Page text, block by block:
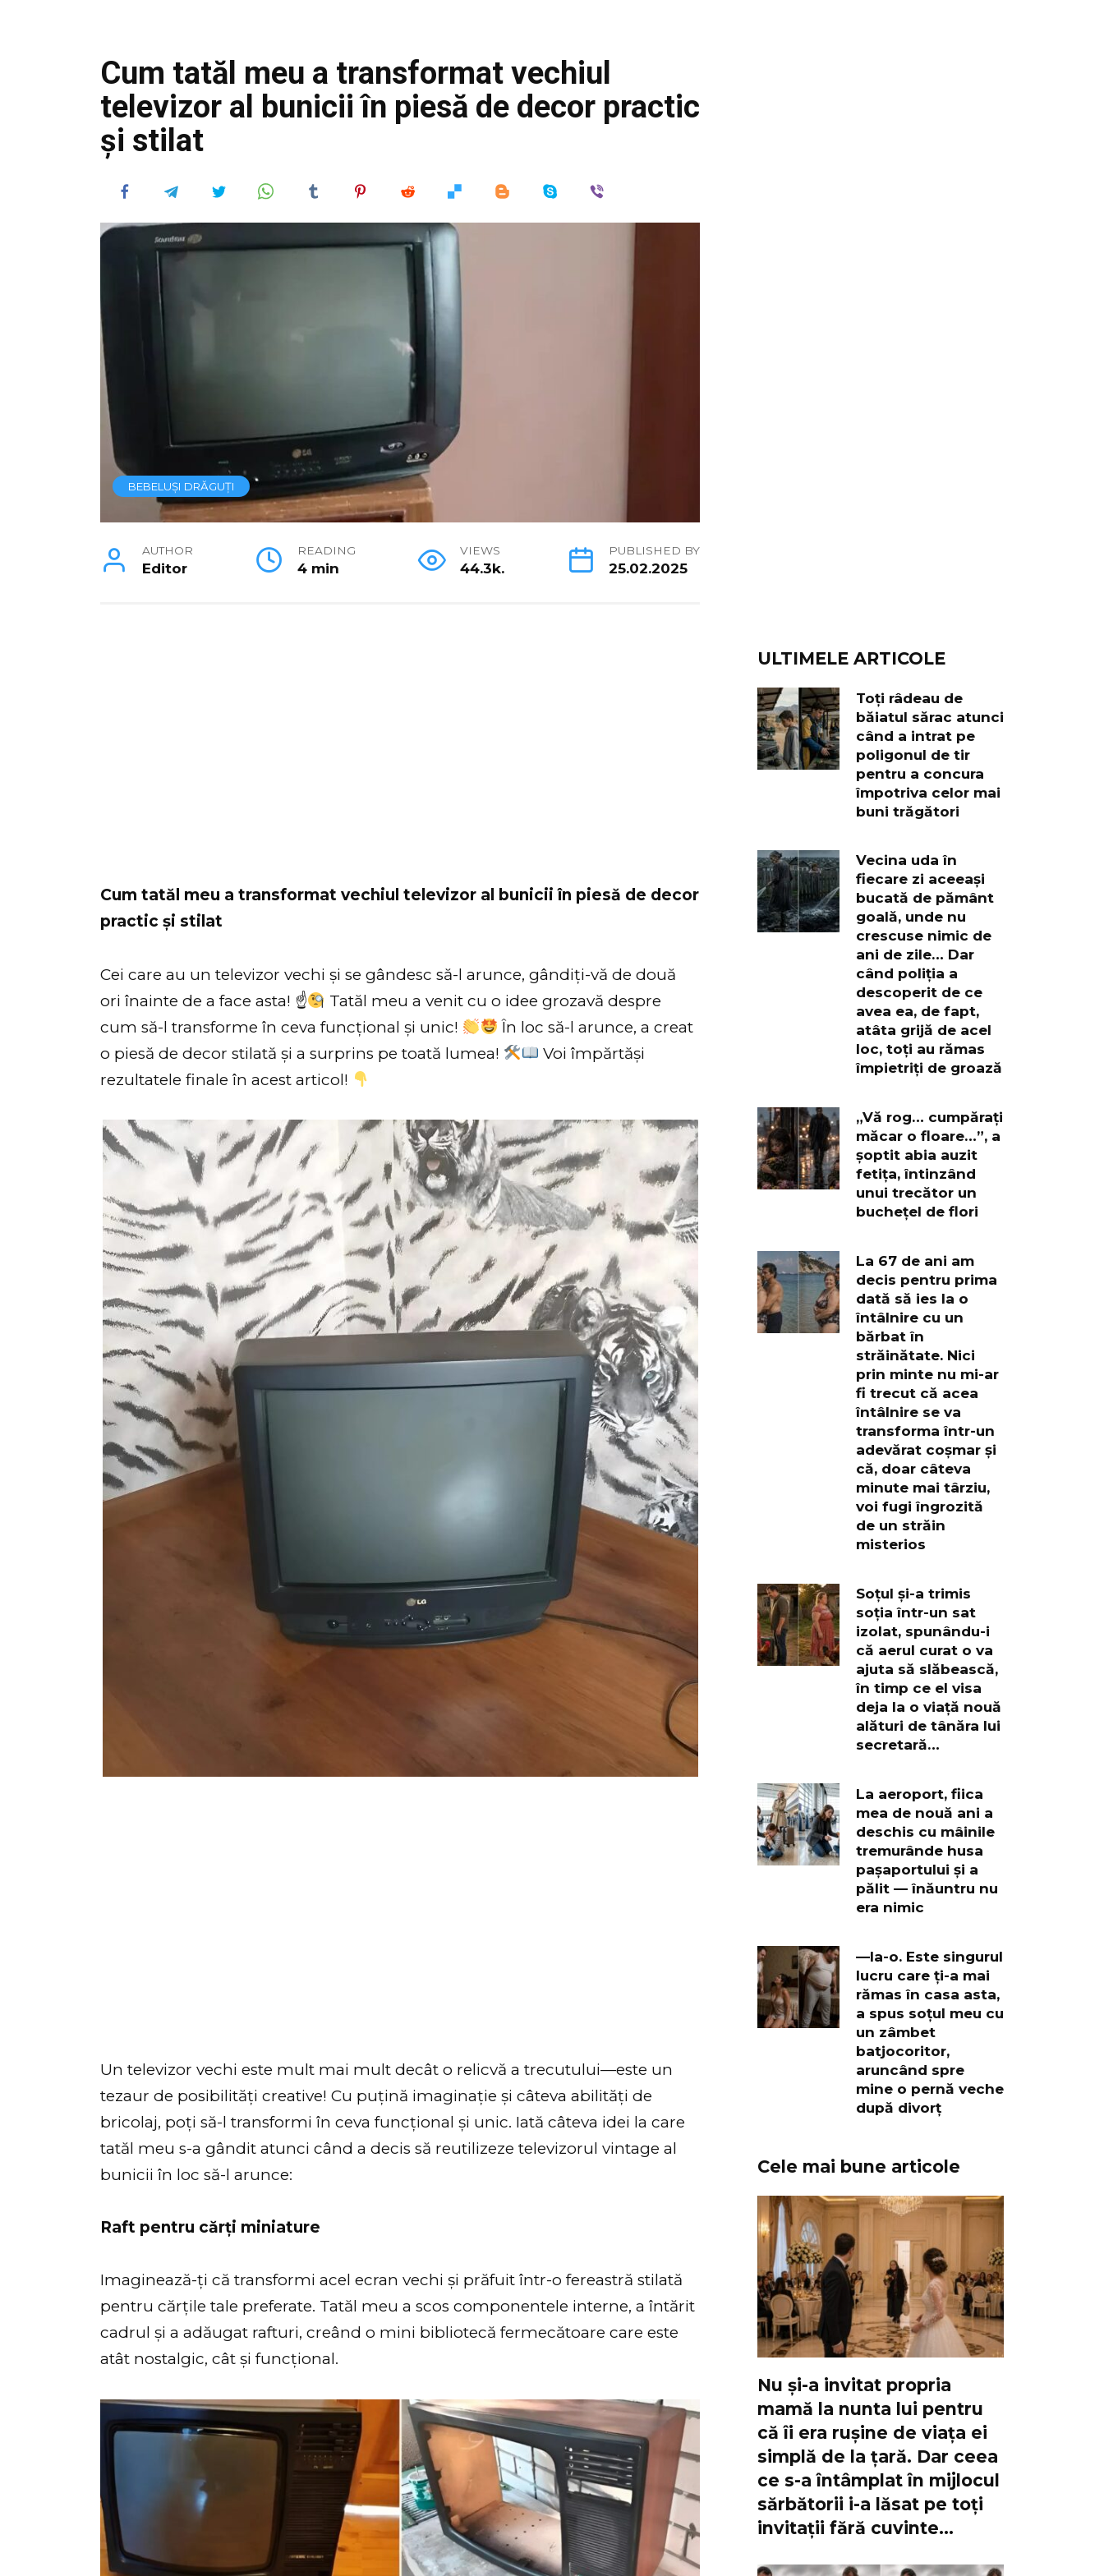
Cum tatăl meu a transformat vechiul
televizor al bunicii în piesă de decor practic
și stilat
BEBELUȘI DRĂGUȚI
AUTHOR
Editor
READING
4 min
VIEWS
44.3k.
PUBLISHED BY
25.02.2025
Cum tatăl meu a transformat vechiul televizor al bunicii în piesă de decor
practic și stilat
Cei care au un televizor vechi și se gândesc să-l arunce, gândiți-vă de două
ori înainte de a face asta! ☝
Tatăl meu a venit cu o idee grozavă despre
cum să-l transforme în ceva funcțional și unic!
În loc să-l arunce, a creat
o piesă de decor stilată și a surprins pe toată lumea!
Voi împărtăși
rezultatele finale în acest articol!
Un televizor vechi este mult mai mult decât o relicvă a trecutului—este un
tezaur de posibilități creative! Cu puțină imaginație și câteva abilități de
bricolaj, poți să-l transformi în ceva funcțional și unic. Iată câteva idei la care
tatăl meu s-a gândit atunci când a decis să reutilizeze televizorul vintage al
bunicii în loc să-l arunce:
Raft pentru cărți miniature
Imaginează-ți că transformi acel ecran vechi și prăfuit într-o fereastră stilată
pentru cărțile tale preferate. Tatăl meu a scos componentele interne, a întărit
cadrul și a adăugat rafturi, creând o mini bibliotecă fermecătoare care este
atât nostalgic, cât și funcțional.
ULTIMELE ARTICOLE
Toți râdeau de
băiatul sărac atunci
când a intrat pe
poligonul de tir
pentru a concura
împotriva celor mai
buni trăgători
Vecina uda în
fiecare zi aceeași
bucată de pământ
goală, unde nu
crescuse nimic de
ani de zile… Dar
când poliția a
descoperit de ce
avea ea, de fapt,
atâta grijă de acel
loc, toți au rămas
împietriți de groază
„Vă rog… cumpărați
măcar o floare…”, a
șoptit abia auzit
fetița, întinzând
unui trecător un
buchețel de flori
La 67 de ani am
decis pentru prima
dată să ies la o
întâlnire cu un
bărbat în
străinătate. Nici
prin minte nu mi-ar
fi trecut că acea
întâlnire se va
transforma într-un
adevărat coșmar și
că, doar câteva
minute mai târziu,
voi fugi îngrozită
de un străin
misterios
Soțul și-a trimis
soția într-un sat
izolat, spunându-i
că aerul curat o va
ajuta să slăbească,
în timp ce el visa
deja la o viață nouă
alături de tânăra lui
secretară…
La aeroport, fiica
mea de nouă ani a
deschis cu mâinile
tremurânde husa
pașaportului și a
pălit — înăuntru nu
era nimic
—Ia-o. Este singurul
lucru care ți-a mai
rămas în casa asta,
a spus soțul meu cu
un zâmbet
batjocoritor,
aruncând spre
mine o pernă veche
după divorț
Cele mai bune articole
Nu și-a invitat propria
mamă la nunta lui pentru
că îi era rușine de viața ei
simplă de la țară. Dar ceea
ce s-a întâmplat în mijlocul
sărbătorii i-a lăsat pe toți
invitații fără cuvinte…